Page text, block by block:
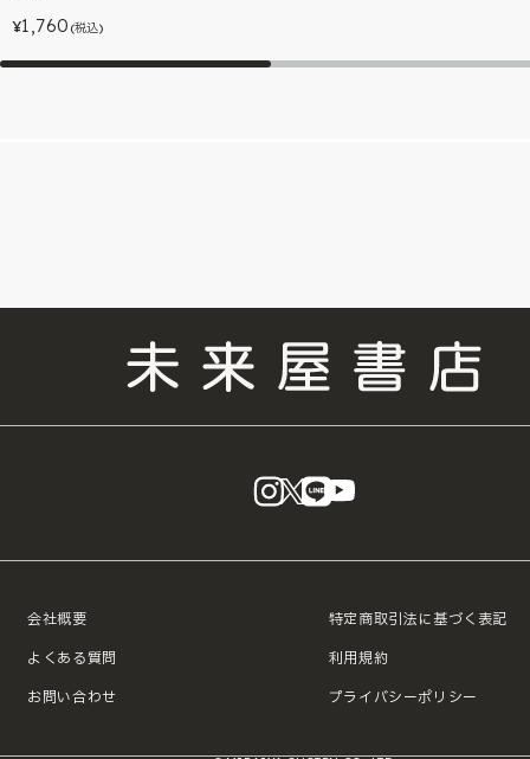
¥1,760 (税込)
instagram
X LINE
会社概要
よくある質問
お問い合わせ
特定商取引法に基づく表記
利用規約
プライバシーポリシー